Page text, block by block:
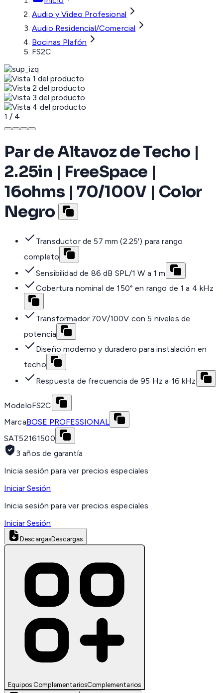
Audio y Video Profesional
Audio Residencial/Comercial
Bocinas Plafón
FS2C
1 / 4
Par de Altavoz de Techo |
2.25in | FreeSpace |
16ohms | 70/100V | Color
Negro
Transductor de 57 mm (2.25') para rango
completo
Sensibilidad de 86 dB SPL/1 W a 1 m
Cobertura nominal de 150° en rango de 1 a 4 kHz
Transformador 70V/100V con 5 niveles de
potencia
Diseño moderno y duradero para instalación en
techo
Respuesta de frecuencia de 95 Hz a 16 kHz
ModeloFS2C
MarcaBOSE PROFESSIONAL
SAT52161500
3 años de garantía
Inicia sesión para ver precios especiales
Iniciar Sesión
Inicia sesión para ver precios especiales
Iniciar Sesión
DescargasDescargas
Equipos ComplementariosComplementarios